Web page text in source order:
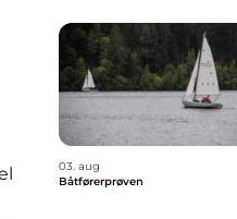
03. aug
Båtførerprøven